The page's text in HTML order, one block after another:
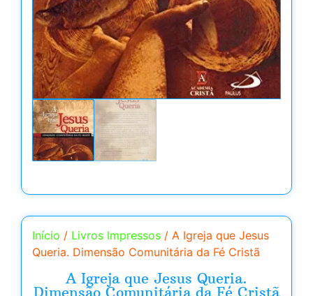
Início / Livros Impressos / A Igreja que Jesus
Queria. Dimensão Comunitária da Fé Cristã
A Igreja que Jesus Queria.
Dimensão Comunitária da Fé Cristã